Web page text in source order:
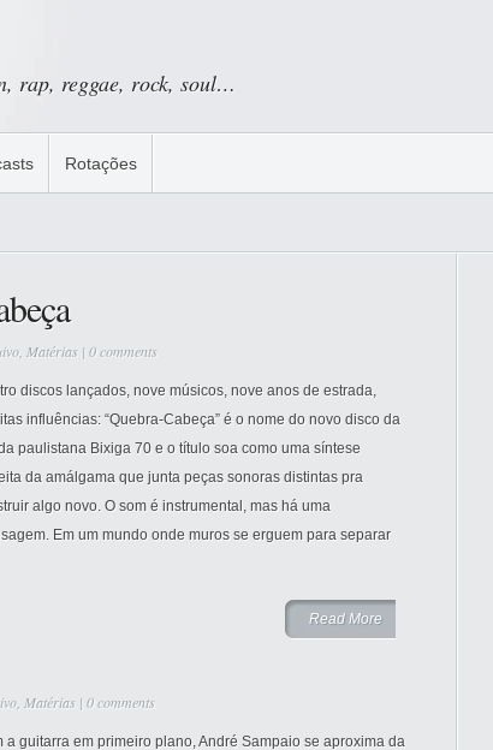
rap, reggae, rock, soul…
Rotações
Matérias | 0 comments
discos lançados, nove músicos, nove anos de estrada,
influências: “Quebra-Cabeça” é o nome do novo disco da
paulistana Bixiga 70 e o título soa como uma síntese
da amálgama que junta peças sonoras distintas pra
algo novo. O som é instrumental, mas há uma
Em um mundo onde muros se erguem para separar
Read More
Matérias | 0 comments
a guitarra em primeiro plano, André Sampaio se aproxima da